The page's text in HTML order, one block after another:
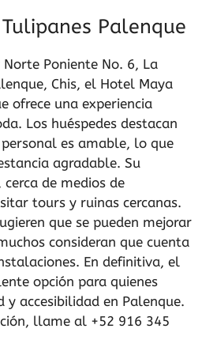
Palenque
Norte Poniente No. 6, La
Chis, el Hotel Maya
ofrece una experiencia
Los huéspedes destacan
es amable, lo que
agradable. Su
de medios de
tours y ruinas cercanas.
que se pueden mejorar
consideran que cuenta
En definitiva, el
opción para quienes
y accesibilidad en Palenque.
llame al +52 916 345